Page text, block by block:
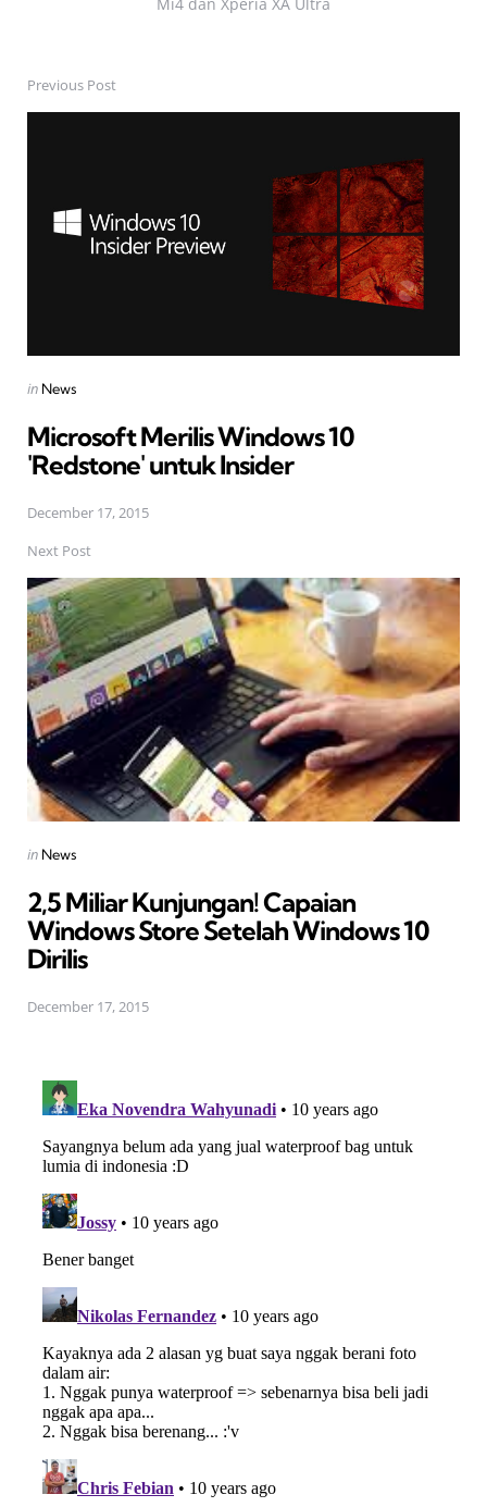
PostPrevious Post
Posted
in News
Microsoft Merilis Windows 10
'Redstone' untuk Insider
December 17, 2015
Next Post
Posted
in News
2,5 Miliar Kunjungan! Capaian
Windows Store Setelah Windows 10
Dirilis
December 17, 2015